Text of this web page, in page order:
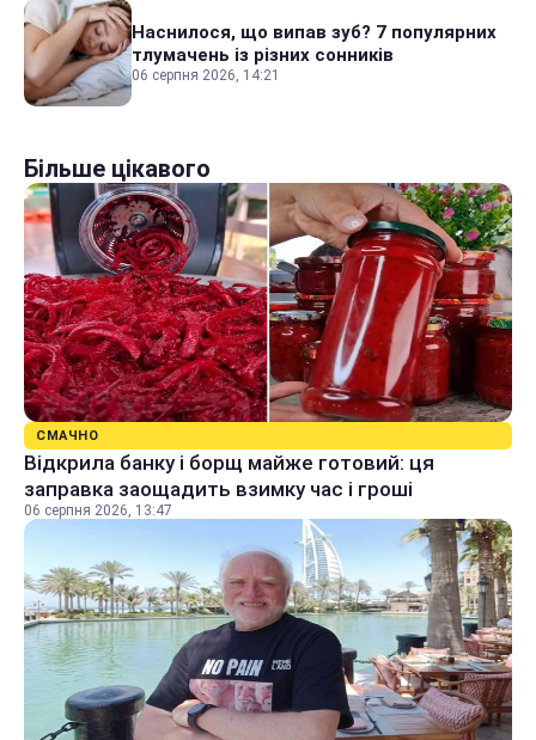
Наснилося, що випав зуб? 7 популярних
тлумачень із різних сонників
06 серпня 2026, 14:21
Більше цікавого
СМАЧНО
Відкрила банку і борщ майже готовий: ця
заправка заощадить взимку час і гроші
06 серпня 2026, 13:47